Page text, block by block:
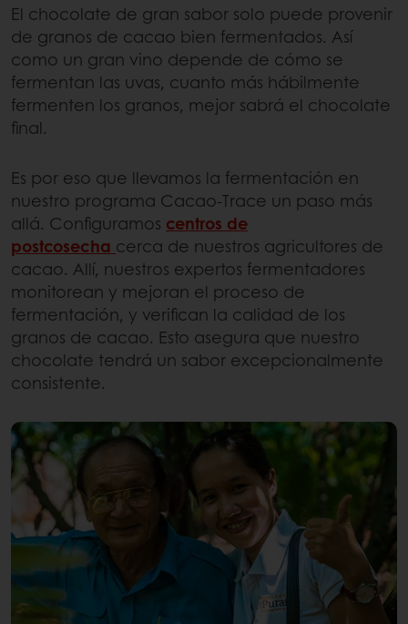
El chocolate de gran sabor solo puede provenir
de granos de cacao bien fermentados. Así
como un gran vino depende de cómo se
fermentan las uvas, cuanto más hábilmente
fermenten los granos, mejor sabrá el chocolate
final.
Es por eso que llevamos la fermentación en
nuestro programa Cacao-Trace un paso más
allá. Configuramos centros de
postcosecha cerca de nuestros agricultores de
cacao. Allí, nuestros expertos fermentadores
monitorean y mejoran el proceso de
fermentación, y verifican la calidad de los
granos de cacao. Esto asegura que nuestro
chocolate tendrá un sabor excepcionalmente
consistente.